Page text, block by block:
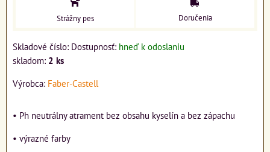
Strážny pes Doručenia
Skladové číslo: Dostupnosť: hneď k odoslaniu
skladom: 2 ks
Výrobca: Faber-Castell
• Ph neutrálny atrament bez obsahu kyselín a bez zápachu
• výrazné farby